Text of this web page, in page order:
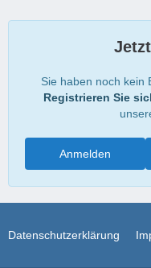
Sie haben noch kein
Registrieren Sie
Anmelden
Datenschutzerklärung